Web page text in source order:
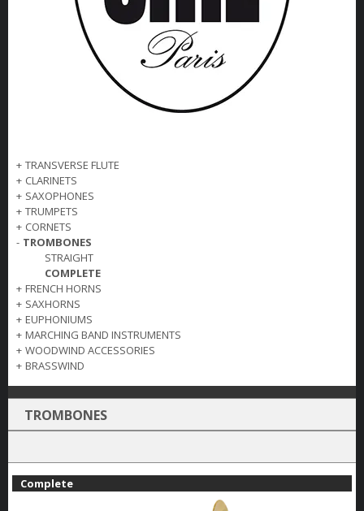
+ TRANSVERSE FLUTE
+ CLARINETS
+ SAXOPHONES
+ TRUMPETS
+ CORNETS
- TROMBONES
STRAIGHT
COMPLETE
+ FRENCH HORNS
+ SAXHORNS
+ EUPHONIUMS
+ MARCHING BAND INSTRUMENTS
+ WOODWIND ACCESSORIES
+ BRASSWIND
TROMBONES
Complete